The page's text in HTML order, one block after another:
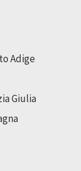
Adige
Giulia